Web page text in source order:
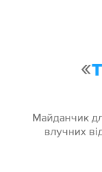
«
Майданчик
влучних